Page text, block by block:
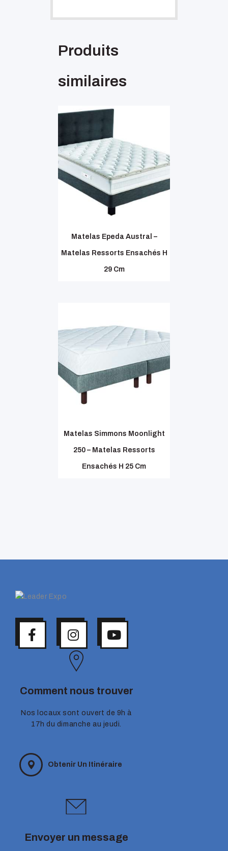
Produits
similaires
Matelas Epeda Austral –
Matelas Ressorts Ensachés H
29 Cm
Matelas Simmons Moonlight
250 – Matelas Ressorts
Ensachés H 25 Cm
Comment nous trouver
Nos locaux sont ouvert de 9h à
17h du dimanche au jeudi.
Obtenir Un Itinéraire
Envoyer un message